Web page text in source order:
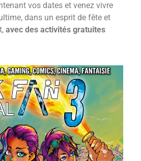
vos dates et venez vivre
dans un esprit de fête et
avec des activités gratuites